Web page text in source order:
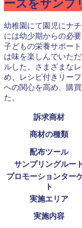
ーズをサンプ
幼稚園にて園児にナ
には幼少期からの必
子どもの栄養サポー
は味を楽しんでいた
ルした。さまざまな
め、レシピ付きリー
への関心を高め、購
た。
訴求商材
商材の種類
配布ツール
サンプリングルート
プロモーションター
ト
実施エリア
実施内容